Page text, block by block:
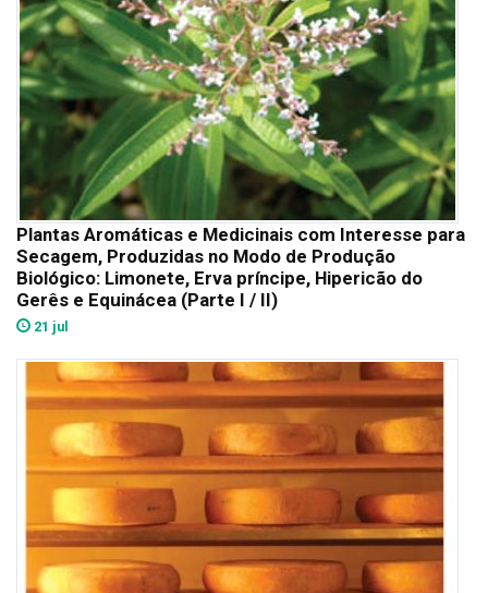
Plantas Aromáticas e Medicinais com Interesse para
Secagem, Produzidas no Modo de Produção
Biológico: Limonete, Erva príncipe, Hipericão do
Gerês e Equinácea (Parte I / II)
21 jul